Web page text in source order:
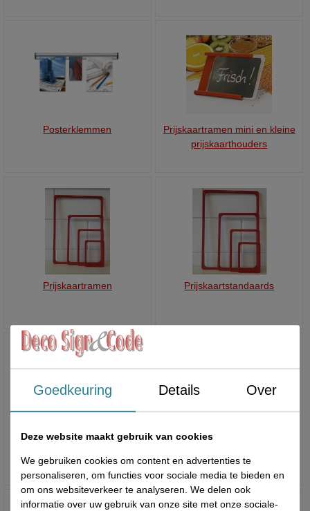
Posterklemmen
Prijskaartramen mini en kleine
prijskaarthouders
Prijskaartramen Prijskaartstandaards
Prijsstrips Schapswingers
Goedkeuring Details Over
Deze website maakt gebruik van cookies
We gebruiken cookies om content en advertenties te
personaliseren, om functies voor sociale media te bieden en
om ons websiteverkeer te analyseren. We delen ook
informatie over uw gebruik van onze site met onze sociale-